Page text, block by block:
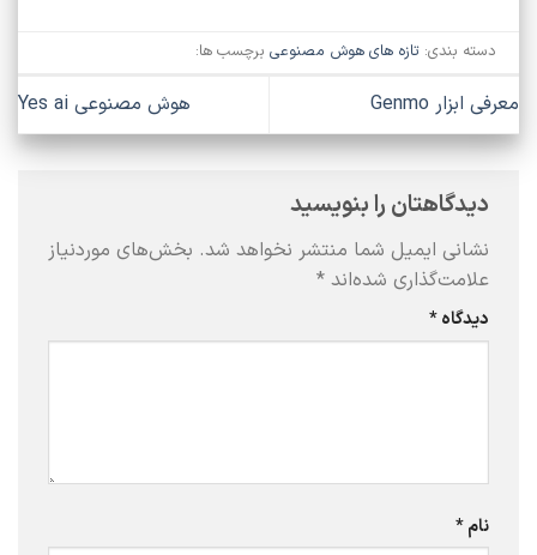
دسته بندی:تازه های هوش مصنوعی برچسب ها:
معرفی ابزار Genmo هوش مصنوعی Yes ai
دیدگاهتان را بنویسید
نشانی ایمیل شما منتشر نخواهد شد. بخش‌های موردنیاز
علامت‌گذاری شده‌اند *
دیدگاه*
نام*